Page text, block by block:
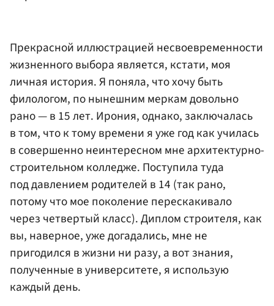
Прекрасной иллюстрацией несвоевременности
жизненного выбора является, кстати, моя
личная история. Я поняла, что хочу быть
филологом, по нынешним меркам довольно
рано — в 15 лет. Ирония, однако, заключалась
в том, что к тому времени я уже год как училась
в совершенно неинтересном мне архитектурно-
строительном колледже. Поступила туда
под давлением родителей в 14 (так рано,
потому что мое поколение перескакивало
через четвертый класс). Диплом строителя, как
вы, наверное, уже догадались, мне не
пригодился в жизни ни разу, а вот знания,
полученные в университете, я использую
каждый день.